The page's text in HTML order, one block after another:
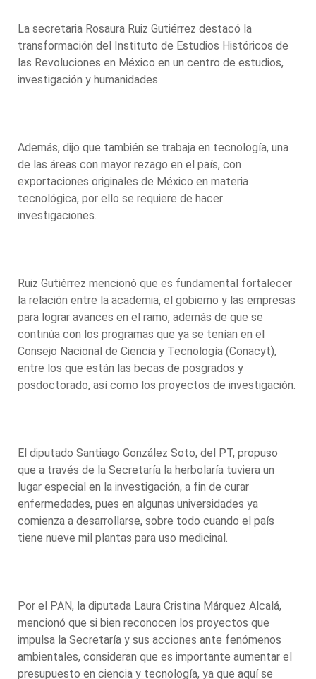
La secretaria Rosaura Ruiz Gutiérrez destacó la
transformación del Instituto de Estudios Históricos de
las Revoluciones en México en un centro de estudios,
investigación y humanidades.
Además, dijo que también se trabaja en tecnología, una
de las áreas con mayor rezago en el país, con
exportaciones originales de México en materia
tecnológica, por ello se requiere de hacer
investigaciones.
Ruiz Gutiérrez mencionó que es fundamental fortalecer
la relación entre la academia, el gobierno y las empresas
para lograr avances en el ramo, además de que se
continúa con los programas que ya se tenían en el
Consejo Nacional de Ciencia y Tecnología (Conacyt),
entre los que están las becas de posgrados y
posdoctorado, así como los proyectos de investigación.
El diputado Santiago González Soto, del PT, propuso
que a través de la Secretaría la herbolaría tuviera un
lugar especial en la investigación, a fin de curar
enfermedades, pues en algunas universidades ya
comienza a desarrollarse, sobre todo cuando el país
tiene nueve mil plantas para uso medicinal.
Por el PAN, la diputada Laura Cristina Márquez Alcalá,
mencionó que si bien reconocen los proyectos que
impulsa la Secretaría y sus acciones ante fenómenos
ambientales, consideran que es importante aumentar el
presupuesto en ciencia y tecnología, ya que aquí se